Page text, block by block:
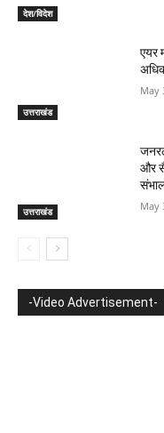
देश/विदेश
उत्तराखंड
एयर
May
उत्तराखंड
और
May
-Video Advertisement-